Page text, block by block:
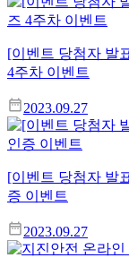
[이벤트 당첨자 발
4주차 이벤트
2023.09.27
[이벤트 당첨자 발
증 이벤트
2023.09.27